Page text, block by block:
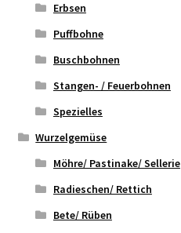
Erbsen
Puffbohne
Buschbohnen
Stangen- / Feuerbohnen
Spezielles
Wurzelgemüse
Möhre/ Pastinake/ Sellerie
Radieschen/ Rettich
Bete/ Rüben